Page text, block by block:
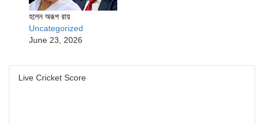
হলেন অরূপ রায়
Uncategorized
June 23, 2026
Live Cricket Score